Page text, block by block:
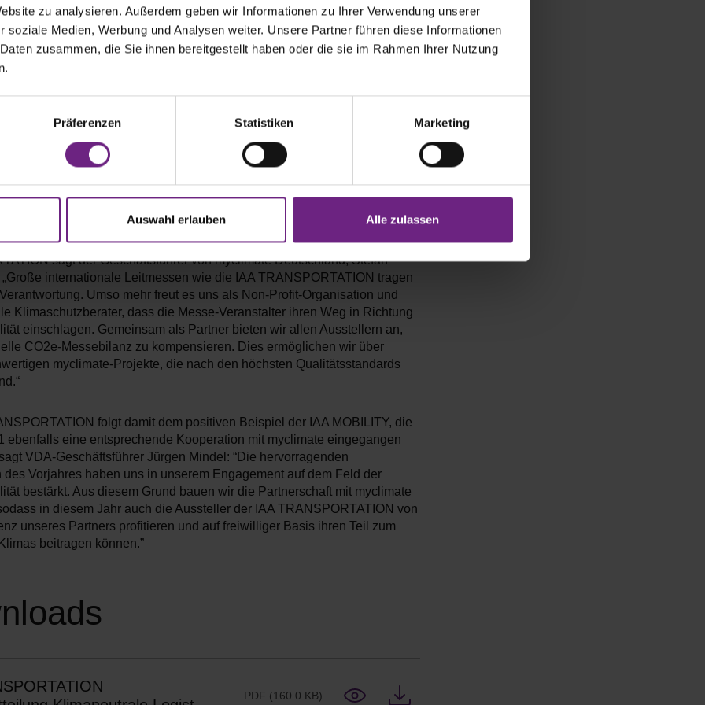
zu analysieren. Außerdem geben wir Informationen zu Ihrer Verwendung unserer
soziale Medien, Werbung und Analysen weiter. Unsere Partner führen diese Informationen
zusammen, die Sie ihnen bereitgestellt haben oder die sie im Rahmen Ihrer Nutzung
Präferenzen Statistiken Marketing
Auswahl erlauben Alle zulassen
vorzuführen, und das live und unter realitätsgetreuen Bedingungen,
sonst auf keinem Messegelände findet. Ob Ladeinfrastruktur,
5G-Konnektivität oder Tankstelle der Zukunft - die potenziellen
nicht nur vielfältig, sondern vor allem von großer Relevanz für die Zukunft
und Logistikbranche.”
zum klimaneutralen Messeauftritt
relevant mit Blick auf die Zukunft der Branche ist das Thema
führenden Anbieter für CO2-Kompensation und Klimaschutzberatung.
an dem Projekt ist für Aussteller freiwillig. Zur Partnerschaft mit der IAA
sagt der Geschäftsführer von myclimate Deutschland, Stefan
„Große internationale Leitmessen wie die IAA TRANSPORTATION tragen
Umso mehr freut es uns als Non-Profit-Organisation und
Klimaschutzberater, dass die Messe-Veranstalter ihren Weg in Richtung
einschlagen. Gemeinsam als Partner bieten wir allen Ausstellern an,
CO2e-Messebilanz zu kompensieren. Dies ermöglichen wir über
myclimate-Projekte, die nach den höchsten Qualitätsstandards
folgt damit dem positiven Beispiel der IAA MOBILITY, die
ebenfalls eine entsprechende Kooperation mit myclimate eingegangen
VDA-Geschäftsführer Jürgen Mindel: “Die hervorragenden
des Vorjahres haben uns in unserem Engagement auf dem Feld der
bestärkt. Aus diesem Grund bauen wir die Partnerschaft mit myclimate
in diesem Jahr auch die Aussteller der IAA TRANSPORTATION von
unseres Partners profitieren und auf freiwilliger Basis ihren Teil zum
beitragen können.”
PDF (160.0 KB)